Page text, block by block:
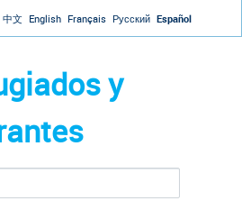
to navigation
中文 English Français Русский Español
y